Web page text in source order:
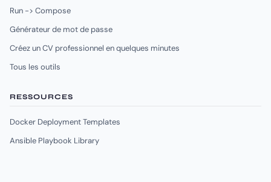
Run -> Compose
Générateur de mot de passe
Créez un CV professionnel en quelques minutes
Tous les outils
RESSOURCES
Docker Deployment Templates
Ansible Playbook Library